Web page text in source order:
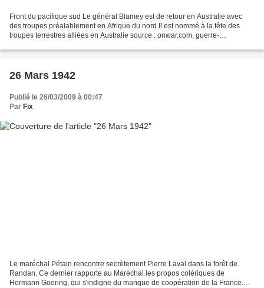
Front du pacifique sud Le général Blamey est de retour en Australie avec
des troupes préalablement en Afrique du nord Il est nommé à la tête des
troupes terrestres alliées en Australie source : onwar.com, guerre-
26 Mars 1942
Publié le 26/03/2009 à 00:47
Par Fix
Le maréchal Pétain rencontre secrètement Pierre Laval dans la forêt de
Randan. Ce dernier rapporte au Maréchal les propos colériques de
Hermann Goering, qui s'indigne du manque de coopération de la France.